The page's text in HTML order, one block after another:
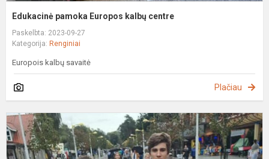
Edukacinė pamoka Europos kalbų centre
Paskelbta: 2023-09-27
Kategorija: Renginiai
Europois kalbų savaitė
Plačiau